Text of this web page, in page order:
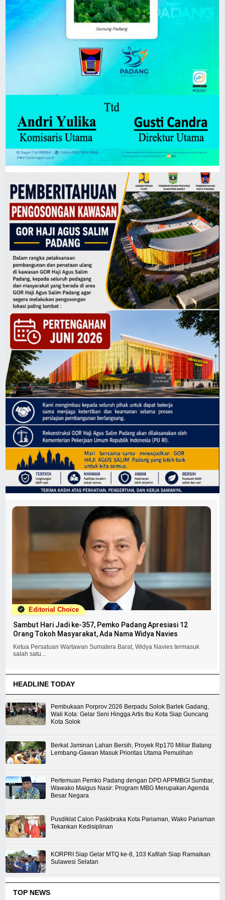
Editorial Choice
Sambut Hari Jadi ke-357, Pemko Padang Apresiasi 12
Orang Tokoh Masyarakat, Ada Nama Widya Navies
Ketua Persatuan Wartawan Sumatera Barat, Widya Navies termasuk
salah satu...
HEADLINE TODAY
Pembukaan Porprov 2026 Berpadu Solok Barlek Gadang,
Wali Kota: Gelar Seni Hingga Artis Ibu Kota Siap Guncang
Kota Solok
Berkat Jaminan Lahan Bersih, Proyek Rp170 Miliar Batang
Lembang-Gawan Masuk Prioritas Utama Pemulihan
Pertemuan Pemko Padang dengan DPD APPMBGI Sumbar,
Wawako Maigus Nasir: Program MBG Merupakan Agenda
Besar Negara
Pusdiklat Calon Paskibraka Kota Pariaman, Wako Pariaman
Tekankan Kedisiplinan
KORPRI Siap Gelar MTQ ke-8, 103 Kafilah Siap Ramaikan
Sulawesi Selatan
TOP NEWS